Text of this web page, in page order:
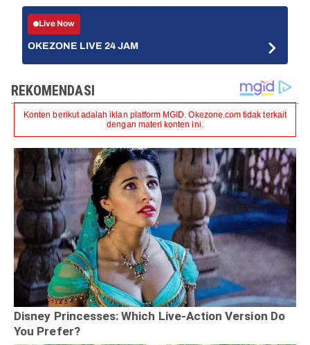
Live Now
OKEZONE LIVE 24 JAM